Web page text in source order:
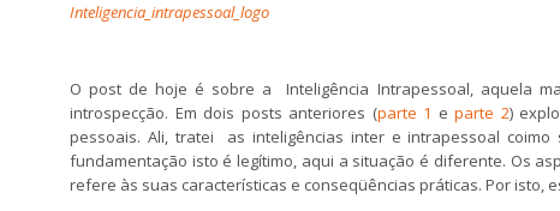
O post de hoje é sobre a Inteligência Intrapessoal, aquela
introspecção. Em dois posts anteriores (parte 1 eparte 2)
pessoais. Ali, tratei as inteligências inter e intrapessoal
fundamentação isto é legítimo, aqui a situação é diferente. Os
refere às suas características e conseqüências práticas. Por